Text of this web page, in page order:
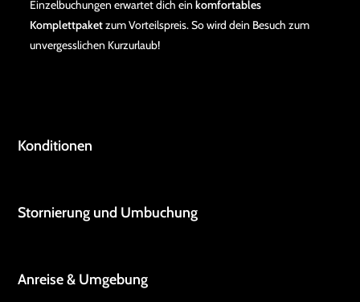
Einzelbuchungen erwartet dich ein komfortables
Komplettpaketzum Vorteilspreis. So wird dein Besuch zum
unvergesslichen Kurzurlaub!
Konditionen
Stornierung und Umbuchung
Anreise & Umgebung